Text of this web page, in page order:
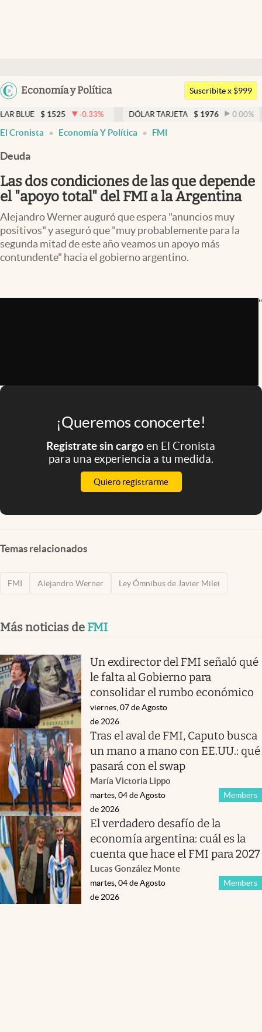
Argentina
Uruguay
Economía y Política
Members
Economía y Política
Finanzas y Mercados
Mercados Online
Negocios
Columnistas
Apertura
abre en nueva pestaña
Argentina
Suscribite x $999
-0.33% DÓLAR TARJETA $ 1976 0.00% DÓLAR
El Cronista Economía Y Política FMI
Deuda
Las dos condiciones de las que depende
el "apoyo total" del FMI a la Argentina
Alejandro Werner auguró que espera "anuncios muy
positivos" y aseguró que "muy probablemente para la
segunda mitad de este año veamos un apoyo más
contundente" hacia el gobierno argentino.
"
¡Queremos conocerte!
Registrate sin cargoen El Cronista
para una experiencia a tu medida.
Quiero registrarme
Temas relacionados
FMI Alejandro Werner Ley Ómnibus de Javier Milei
Más noticias de FMI
Un exdirector del FMI señaló qué
le falta al Gobierno para
consolidar el rumbo económico
viernes, 07 de Agosto
de 2026
Tras el aval de FMI, Caputo busca
un mano a mano con EE.UU.: qué
pasará con el swap
María Victoria Lippo
Members
martes, 04 de Agosto
de 2026
El verdadero desafío de la
economía argentina: cuál es la
cuenta que hace el FMI para 2027
Lucas González Monte
Members
martes, 04 de Agosto
de 2026